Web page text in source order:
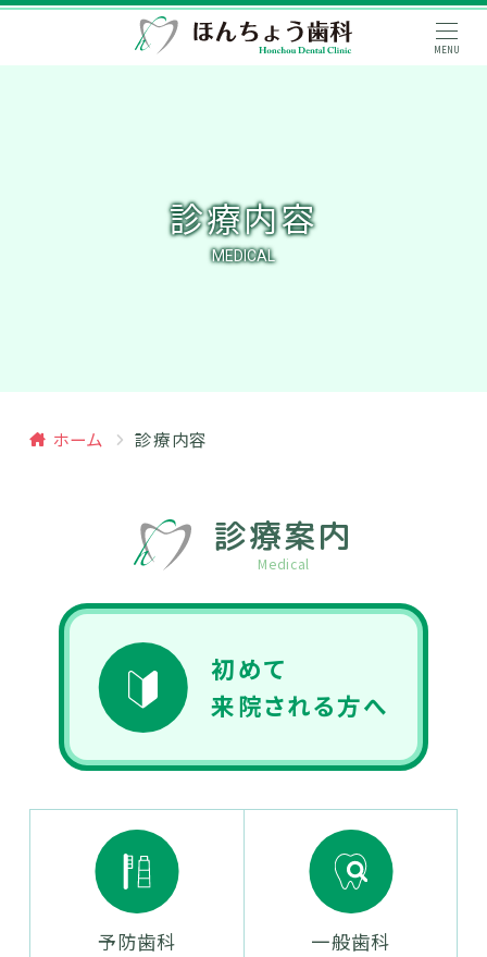
MENU
診療内容
MEDICAL
ホーム 診療内容
診療案内
Medical
初めて
来院される方へ
予防歯科 一般歯科